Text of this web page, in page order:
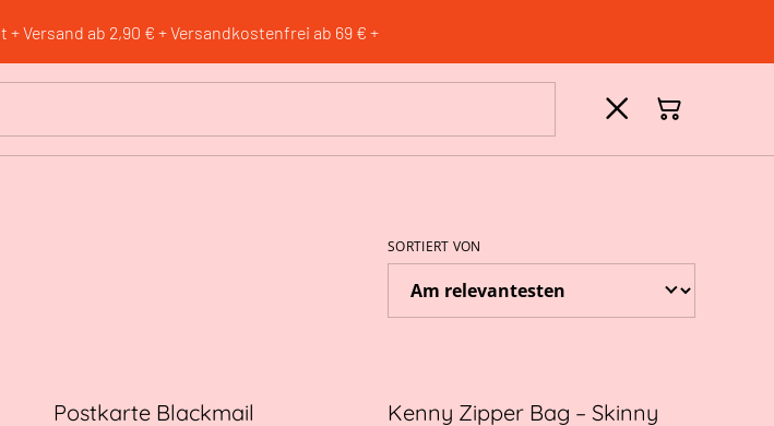
+ Versand ab 2,90 € + Versandkostenfrei ab 69 € +
SORTIERT VON
Postkarte Blackmail
%
Kenny Zipper Bag – Skinny